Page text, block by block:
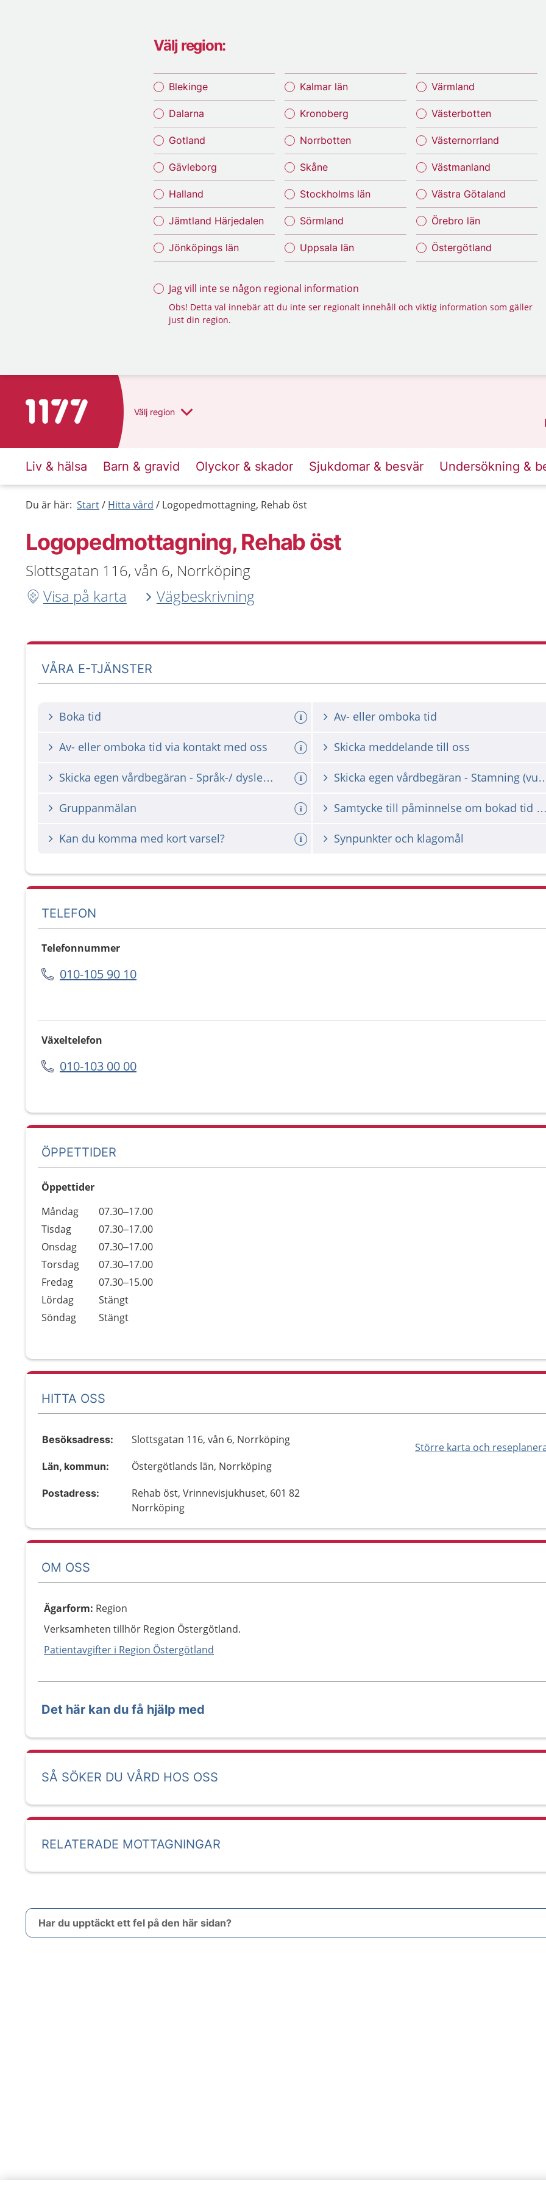
Välj region:
Blekinge
Dalarna
Gotland
Gävleborg
Halland
Jämtland Härjedalen
Jönköpings län
Kalmar län
Kronoberg
Norrbotten
Skåne
Stockholms län
Sörmland
Uppsala län
Värmland
Västerbotten
Västernorrland
Västmanland
Västra Götaland
Örebro län
Östergötland
Jag vill inte se någon regional information
Obs! Detta val innebär att du inte ser regionalt innehåll och viktig information som gäller
just din region.
Till startsidan för 1177 Välj region
Liv & hälsa Barn & gravid Olyckor & skador Sjukdomar & besvär Undersökning &
Du är här: Start Hitta vård Logopedmottagning, Rehab öst
Logopedmottagning, Rehab öst
Slottsgatan 116, vån 6, Norrköping
Visa på karta
Vägbeskrivning
VÅRA E-TJÄNSTER
Boka tid Av- eller omboka tid
Av- eller omboka tid via kontakt med oss Skicka meddelande till oss
Skicka egen vårdbegäran - Språk-/ dyslexi-/ dyskalkyliutredning (vuxen) Skicka egen
Gruppanmälan Samtycke till påminnelse om
Kan du komma med kort varsel? Synpunkter och klagomål
TELEFON
Telefonnummer
010-105 90 10
Växeltelefon
010-103 00 00
ÖPPETTIDER
Öppettider
Dag
Öppettider
Kommentarer
Måndag
07.30–17.00
Tisdag
07.30–17.00
Onsdag
07.30–17.00
Torsdag
07.30–17.00
Fredag
07.30–15.00
Lördag
Stängt
Söndag
Stängt
HITTA OSS
Större karta och
Besöksadress: Slottsgatan 116, vån 6, Norrköping
Län, kommun: Östergötlands län, Norrköping
Postadress:
Rehab öst, Vrinnevisjukhuset, 601 82
Norrköping
OM OSS
Ägarform: Region
Verksamheten tillhör Region Östergötland.
Patientavgifter i Region Östergötland
Det här kan du få hjälp med
SÅ SÖKER DU VÅRD HOS OSS
RELATERADE MOTTAGNINGAR
Har du upptäckt ett fel på den här sidan?